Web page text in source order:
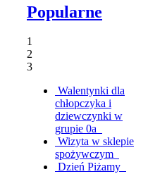
Popularne
1
2
3
Walentynki dla
chłopczyka i
dziewczynki w
grupie 0a
Wizyta w sklepie
spożywczym
Dzień Piżamy